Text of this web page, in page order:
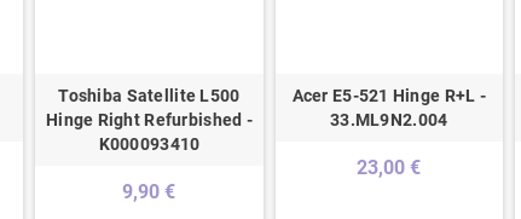
Toshiba Satellite L500
Hinge Right Refurbished -
K000093410
9,90 €
Acer E5-521 Hinge R+L -
33.ML9N2.004
23,00 €